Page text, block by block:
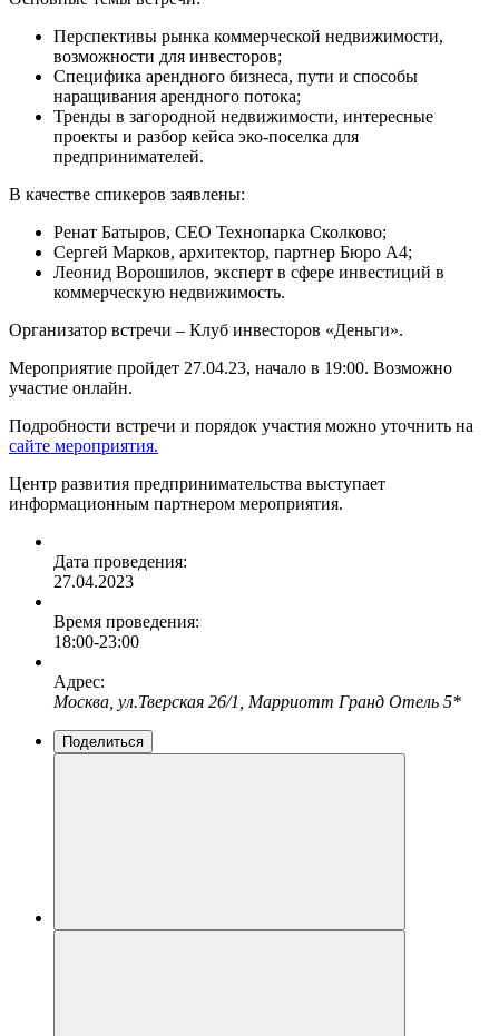
Перспективы рынка коммерческой недвижимости,
возможности для инвесторов;
Специфика арендного бизнеса, пути и способы
наращивания арендного потока;
Тренды в загородной недвижимости, интересные
проекты и разбор кейса эко-поселка для
предпринимателей.
В качестве спикеров заявлены:
Ренат Батыров, CEO Технопарка Сколково;
Сергей Марков, архитектор, партнер Бюро А4;
Леонид Ворошилов, эксперт в сфере инвестиций в
коммерческую недвижимость.
Организатор встречи – Клуб инвесторов «Деньги».
Мероприятие пройдет 27.04.23, начало в 19:00. Возможно
участие онлайн.
Подробности встречи и порядок участия можно уточнить на
сайте мероприятия.
Центр развития предпринимательства выступает
информационным партнером мероприятия.
Дата проведения:
27.04.2023
Время проведения:
18:00-23:00
Адрес:
Москва, ул.Тверская 26/1, Марриотт Гранд Отель 5*
Поделиться